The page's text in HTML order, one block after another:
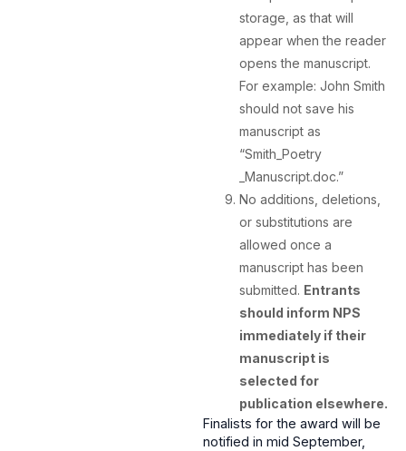
storage, as that will
appear when the reader
opens the manuscript.
For example: John Smith
should not save his
manuscript as
“Smith_Poetry
_Manuscript.doc.”
No additions, deletions,
or substitutions are
allowed once a
manuscript has been
submitted. Entrants
should inform NPS
immediately if their
manuscript is
selected for
publication elsewhere.
Finalists for the award will be
notified in mid September,